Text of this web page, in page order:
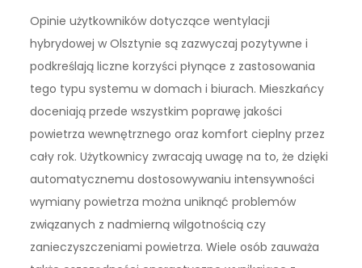
Opinie użytkowników dotyczące wentylacji
hybrydowej w Olsztynie są zazwyczaj pozytywne i
podkreślają liczne korzyści płynące z zastosowania
tego typu systemu w domach i biurach. Mieszkańcy
doceniają przede wszystkim poprawę jakości
powietrza wewnętrznego oraz komfort cieplny przez
cały rok. Użytkownicy zwracają uwagę na to, że dzięki
automatycznemu dostosowywaniu intensywności
wymiany powietrza można uniknąć problemów
związanych z nadmierną wilgotnością czy
zanieczyszczeniami powietrza. Wiele osób zauważa